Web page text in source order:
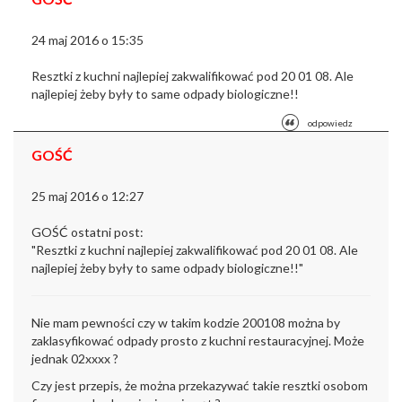
24 maj 2016 o 15:35
Resztki z kuchni najlepiej zakwalifikować pod 20 01 08. Ale
najlepiej żeby były to same odpady biologiczne!!
odpowiedz
GOŚĆ
25 maj 2016 o 12:27
GOŚĆ ostatni post:
"Resztki z kuchni najlepiej zakwalifikować pod 20 01 08. Ale
najlepiej żeby były to same odpady biologiczne!!"
Nie mam pewności czy w takim kodzie 200108 można by
zaklasyfikować odpady prosto z kuchni restauracyjnej. Może
jednak 02xxxx ?
Czy jest przepis, że można przekazywać takie resztki osobom